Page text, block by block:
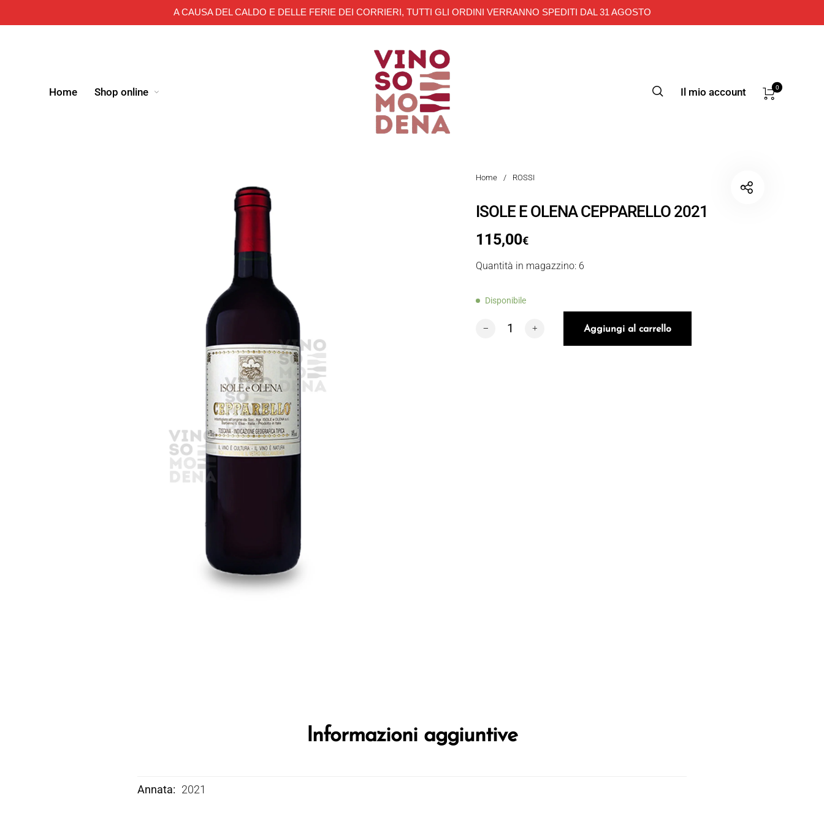
A CAUSA DEL CALDO E DELLE FERIE DEI CORRIERI, TUTTI GLI ORDINI VERRANNO SPEDITI DAL 31 AGOSTO
Home Shop online Il mio account 0
Home / ROSSI
ISOLE E OLENA CEPPARELLO 2021
115,00€
Quantità in magazzino: 6
Disponibile
ISOLE E OLENA CEPPARELLO 2021 quantità
Aggiungi al carrello
Informazioni aggiuntive
Annata 2021